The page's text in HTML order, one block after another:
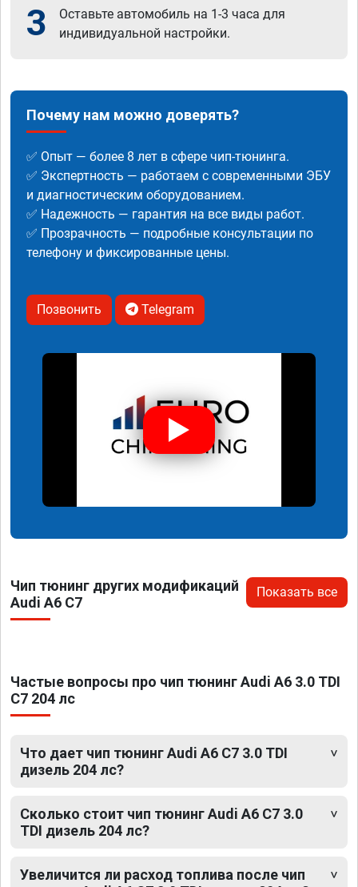
3
Оставьте автомобиль на 1-3 часа для
индивидуальной настройки.
Почему нам можно доверять?
✅ Опыт — более 8 лет в сфере чип-тюнинга.
✅ Экспертность — работаем с современными ЭБУ
и диагностическим оборудованием.
✅ Надежность — гарантия на все виды работ.
✅ Прозрачность — подробные консультации по
телефону и фиксированные цены.
Позвонить Telegram
Чип тюнинг других модификаций
Audi A6 C7
Показать все
Частые вопросы про чип тюнинг Audi A6 3.0 TDI
C7 204 лс
Что дает чип тюнинг Audi A6 C7 3.0 TDI
дизель 204 лс?
Сколько стоит чип тюнинг Audi A6 C7 3.0
TDI дизель 204 лс?
Увеличится ли расход топлива после чип